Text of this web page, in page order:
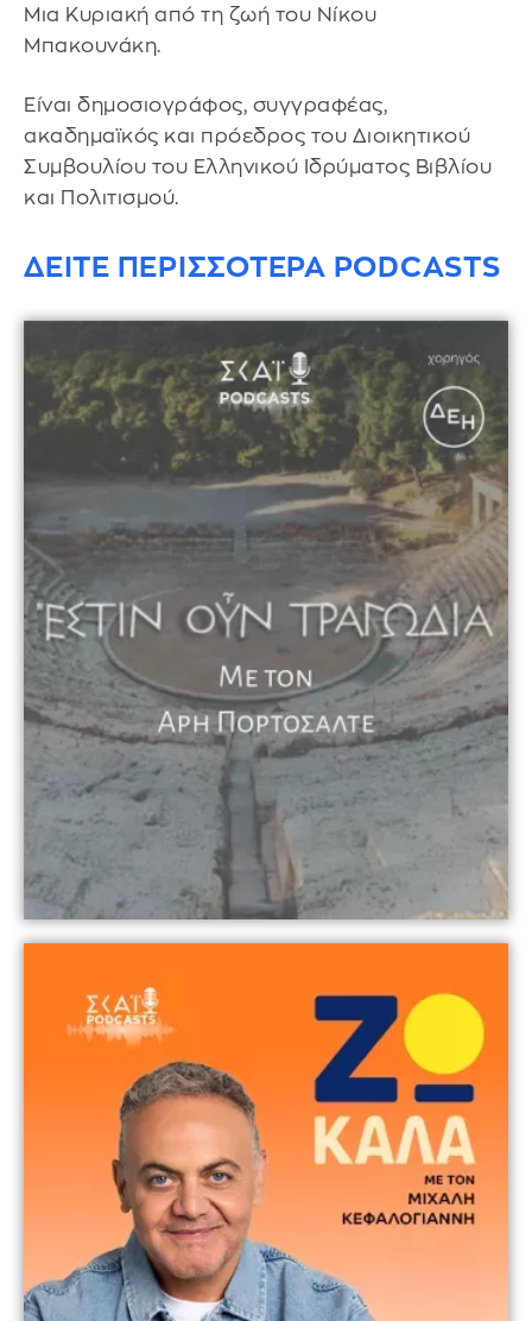
Μια Κυριακή από τη ζωή του Νίκου
Μπακουνάκη.
Είναι δημοσιογράφος, συγγραφέας,
ακαδημαϊκός και πρόεδρος του Διοικητικού
Συμβουλίου του Ελληνικού Ιδρύματος Βιβλίου
και Πολιτισμού.
ΔΕΙΤΕ ΠΕΡΙΣΣΟΤΕΡΑ PODCASTS